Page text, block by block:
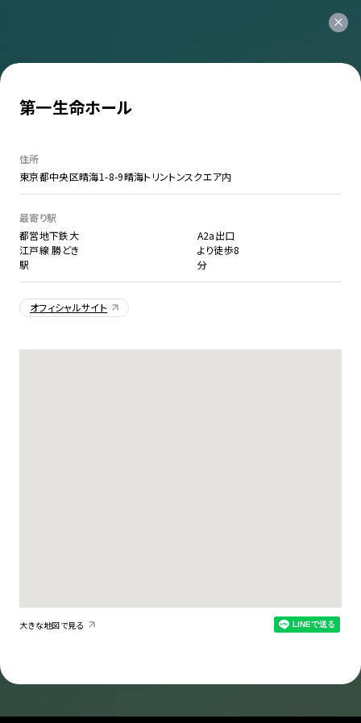
第一生命ホール
住所
東京都中央区晴海1-8-9晴海トリントンスクエア内
最寄り駅
都営地下鉄大
江戸線 勝どき
駅
A2a出口
より徒歩8
分
オフィシャルサイト
大きな地図で見る